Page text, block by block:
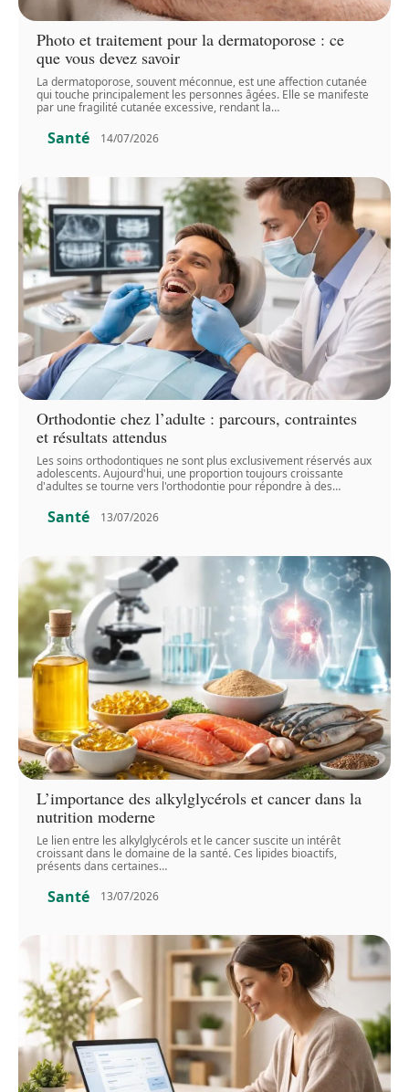
Photo et traitement pour la dermatoporose : ce
que vous devez savoir
La dermatoporose, souvent méconnue, est une affection cutanée
qui touche principalement les personnes âgées. Elle se manifeste
par une fragilité cutanée excessive, rendant la…
Santé 14/07/2026
Orthodontie chez l’adulte : parcours, contraintes
et résultats attendus
Les soins orthodontiques ne sont plus exclusivement réservés aux
adolescents. Aujourd'hui, une proportion toujours croissante
d'adultes se tourne vers l'orthodontie pour répondre à des…
Santé 13/07/2026
L’importance des alkylglycérols et cancer dans la
nutrition moderne
Le lien entre les alkylglycérols et le cancer suscite un intérêt
croissant dans le domaine de la santé. Ces lipides bioactifs,
présents dans certaines…
Santé 13/07/2026